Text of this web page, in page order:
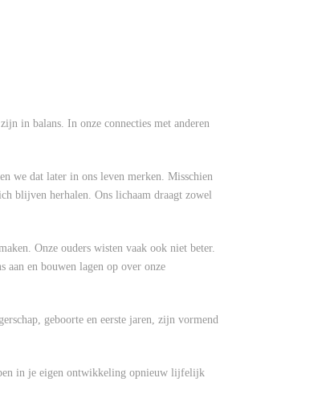
in balans. In onze connecties met anderen
we dat later in ons leven merken. Misschien
blijven herhalen. Ons lichaam draagt zowel
Onze ouders wisten vaak ook niet beter.
aan en bouwen lagen op over onze
geboorte en eerste jaren, zijn vormend
in je eigen ontwikkeling opnieuw lijfelijk